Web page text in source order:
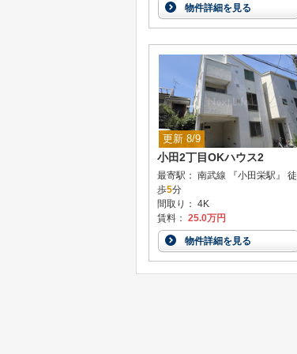
物件詳細を見る
更新 8/9
小田2丁目OKハウス2
最寄駅： 南武線 『小田栄駅』 徒
歩5分
間取り： 4K
賃料： 25.0万円
物件詳細を見る